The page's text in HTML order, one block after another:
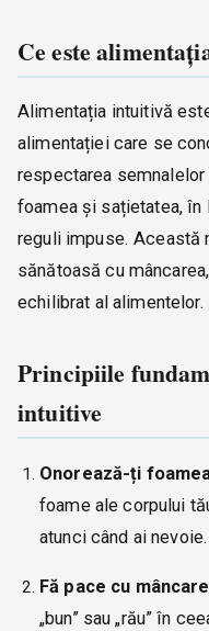
Ce este
Alimentația intuitivă
alimentației care se
respectarea
foamea și sațietatea,
reguli impuse. Această
sănătoasă cu
echilibrat al alimentelor.
Principiile
intuitive
Onorează-ți
foame ale corpului
atunci când ai nevoie.
Fă pace cu
„bun” sau „rău” în